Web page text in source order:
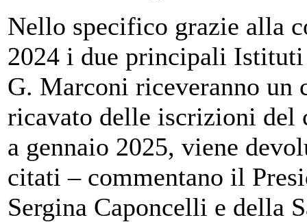
Nello specifico grazie alla
2024 i due principali
G. Marconi riceveranno
ricavato delle iscrizioni del
a gennaio 2025, viene
citati – commentano il
Sergina Caponcelli e della